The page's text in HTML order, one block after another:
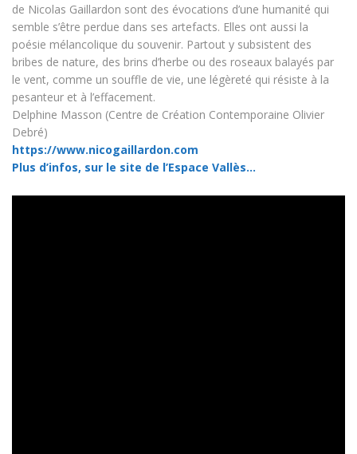
de Nicolas Gaillardon sont des évocations d’une humanité qui
semble s’être perdue dans ses artefacts. Elles ont aussi la
poésie mélancolique du souvenir. Partout y subsistent des
bribes de nature, des brins d’herbe ou des roseaux balayés par
le vent, comme un souffle de vie, une légèreté qui résiste à la
pesanteur et à l’effacement.
Delphine Masson (Centre de Création Contemporaine Olivier
Debré)
https://www.nicogaillardon.com
Plus d’infos, sur le site de l’Espace Vallès…